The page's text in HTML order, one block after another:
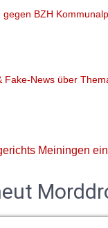
BZH
Fake-News über
Meiningen